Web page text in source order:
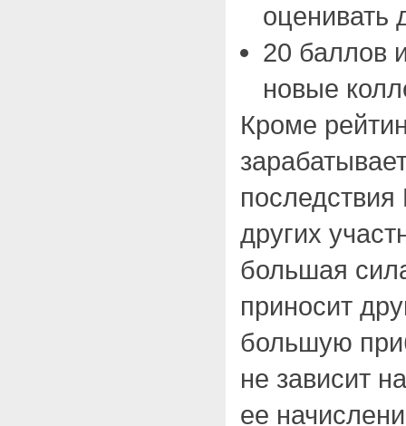
оценивать
20 баллов
новые
Кроме
других
большая
приносит
большую
не зависит
ее